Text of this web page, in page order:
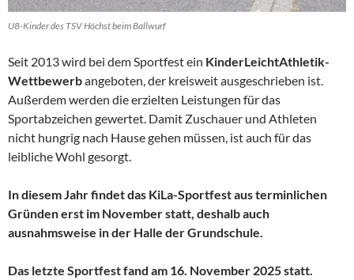
U8-Kinder des TSV Höchst beim Ballwurf
Seit 2013 wird bei dem Sportfest ein KinderLeichtAthletik-
Wettbewerbangeboten, der kreisweit ausgeschrieben ist.
Außerdem werden die erzielten Leistungen für das
Sportabzeichen gewertet. Damit Zuschauer und Athleten
nicht hungrig nach Hause gehen müssen, ist auch für das
leibliche Wohl gesorgt.
In diesem Jahr findet das KiLa-Sportfest aus terminlichen
Gründen erst im November statt, deshalb auch
ausnahmsweise in der Halle der Grundschule.
Das letzte Sportfest fand am 16. November 2025 statt.